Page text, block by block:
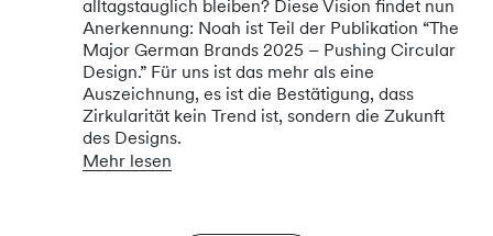
alltagstauglich bleiben? Diese Vision findet nun
Anerkennung: Noah ist Teil der Publikation “The
Major German Brands 2025 – Pushing Circular
Design.” Für uns ist das mehr als eine
Auszeichnung, es ist die Bestätigung, dass
Zirkularität kein Trend ist, sondern die Zukunft
des Designs.
Mehr lesen